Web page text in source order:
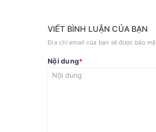
VIẾT BÌNH LUẬN CỦA BẠN
Địa chỉ email của bạn sẽ được bảo
Nội dung*